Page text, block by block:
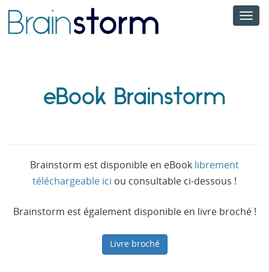
eBook Brainstorm
Brainstorm est disponible en eBook librement
téléchargeable ici ou consultable ci-dessous !
Brainstorm est également disponible en livre broché !
Livre broché